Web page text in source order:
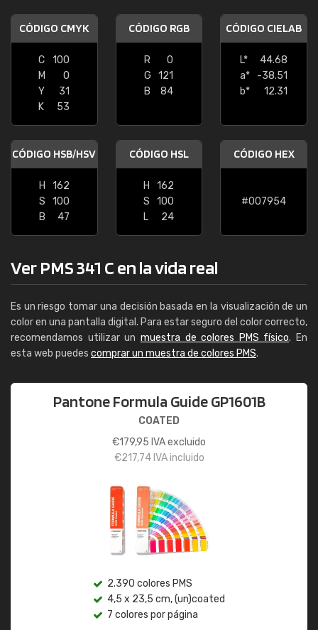
CÓDIGO CMYK
C
100
M
0
Y
31
K
53
CÓDIGO RGB
R
0
G
121
B
84
CÓDIGO CIELAB
L*
44.68
a*
-38.51
b*
12.31
CÓDIGO HSB/HSV
H
162
S
100
B
47
CÓDIGO HSL
H
162
S
100
L
24
CÓDIGO HEX
#007954
Ver PMS 341 C en la vida real
Es un riesgo tomar una decisión basada en la visualización de un
color en una pantalla digital. Para estar seguro del color correcto,
recomendamos utilizar un muestra de colores PMS físico. En
esta web puedes comprar un muestra de colores PMS.
Pantone Formula Guide GP1601B
COATED
€179,95 IVA excluido
€217,74IVA incluido
2.390 colores PMS
4,5 x 23,5 cm, (un)coated
7 colores por página